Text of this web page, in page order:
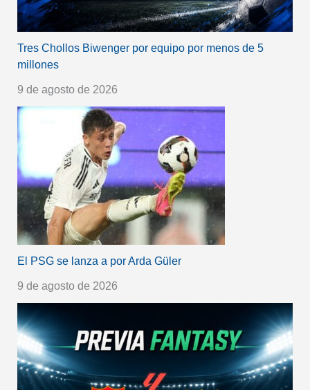
Tres Chollos Biwenger por equipo por menos de 5
millones
9 de agosto de 2026
El PSG se lanza a por Arda Güler
9 de agosto de 2026